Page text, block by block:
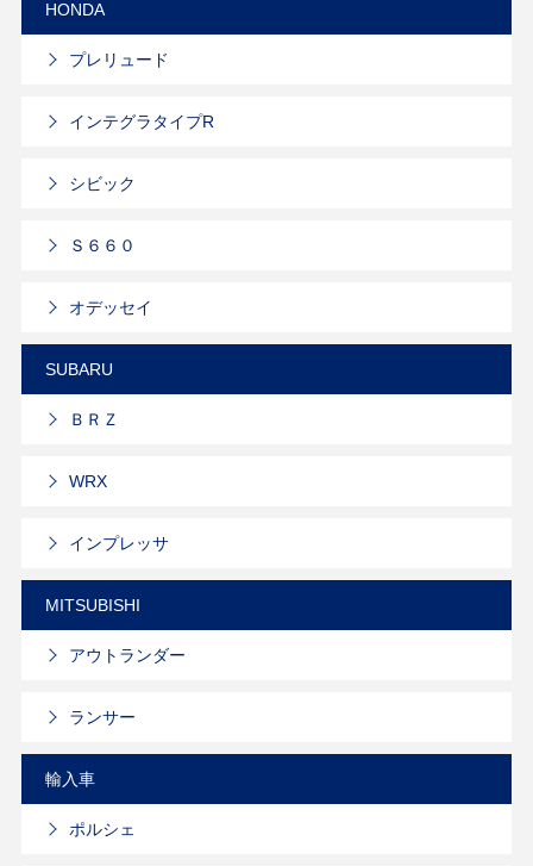
HONDA
プレリュード
インテグラタイプR
シビック
Ｓ６６０
オデッセイ
SUBARU
ＢＲＺ
WRX
インプレッサ
MITSUBISHI
アウトランダー
ランサー
輸入車
ポルシェ